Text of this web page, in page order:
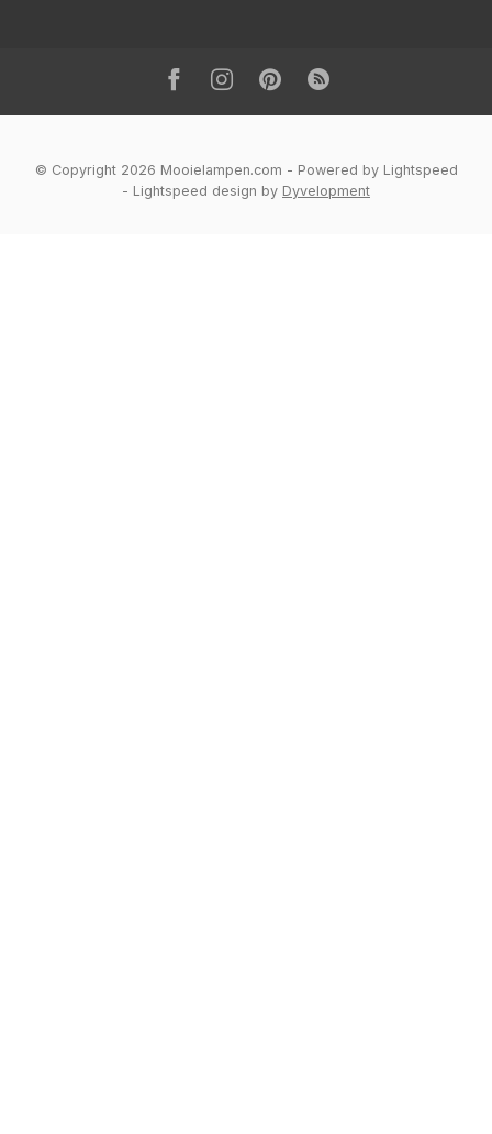
© Copyright 2026 Mooielampen.com - Powered by Lightspeed
- Lightspeed design by Dyvelopment